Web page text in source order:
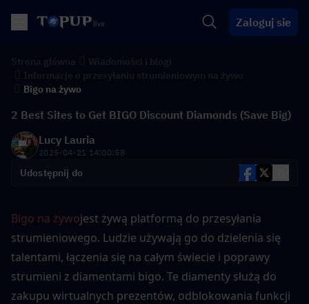
Zaloguj sie
Bigo na żywo
2 Best Sites to Get BIGO Discount Diamonds (Save Big)
Lucy Lauria
2025-04-21 14:00:58
Udostępnij do
Bigo na żywojest żywą platformą do przesyłania
strumieniowego. Ludzie używają go do dzielenia się
talentami, łączenia się na całym świecie i poprawy
strumieni z diamentami bigo. Te diamenty służą do
zakupu wirtualnych prezentów, odblokowania funkcji